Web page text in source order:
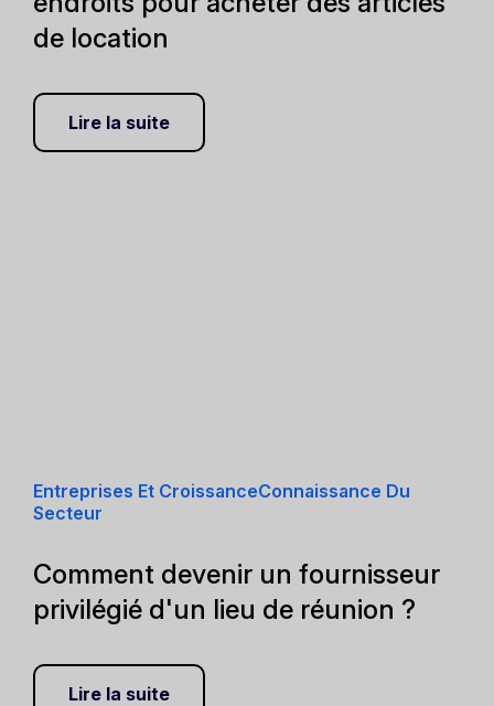
de location
Lire la suite
Entreprises Et CroissanceConnaissance Du
Secteur
Comment devenir un fournisseur
privilégié d'un lieu de réunion ?
Lire la suite